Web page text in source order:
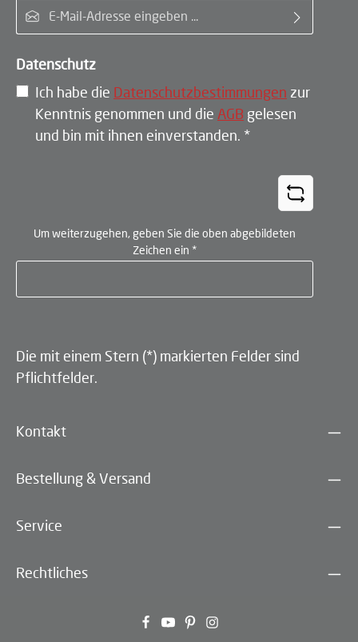
Datenschutz
Ich habe die Datenschutzbestimmungen zur
Kenntnis genommen und die AGB gelesen
und bin mit ihnen einverstanden. *
Um weiterzugehen, geben Sie die oben abgebildeten
Zeichen ein *
Die mit einem Stern (*) markierten Felder sind
Pflichtfelder.
Kontakt
Bestellung & Versand
Service
Rechtliches